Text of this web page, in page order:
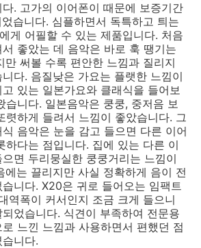
. 고가의 이어폰이 때문에 보증기간
습니다. 심플하면서 독특하고 틔는
게 어필할 수 있는 제품입니다. 처음
좋았는 데 음악은 바로 훅 땡기는
만 써볼 수록 편안한 느낌과 질리지
다. 음질낮은 가요는 플랫한 느낌이
있는 일본가요와 클래식을 들어보
습니다. 일본음악은 쿵쿵, 중저음 보
렷하게 들려서 느낌이 좋았습니다. 그
음악은 눈을 감고 들으면 다른 이어
하다는 점입니다. 집에 있는 다른 이
면 두리뭉실한 쿵쿵거리는 느낌이
에는 끌리지만 사실 정확하게 음이 전
니다. X20은 귀로 들어오는 임팩트
역폭이 커서인지 조금 크게 들으니
었습니다. 식견이 부족하여 전문용
느낀 느낌과 사용하면서 편했던 점
니다.